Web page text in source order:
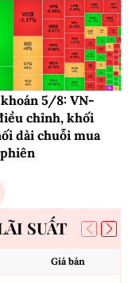
5/8: VN-
chỉnh, khối
dài chuỗi mua
SUẤT
Giá bán